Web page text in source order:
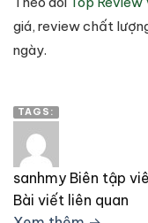
giá, review chất
ngày.
TAGS:
sanhmy Biên tập
Bài viết liên quan